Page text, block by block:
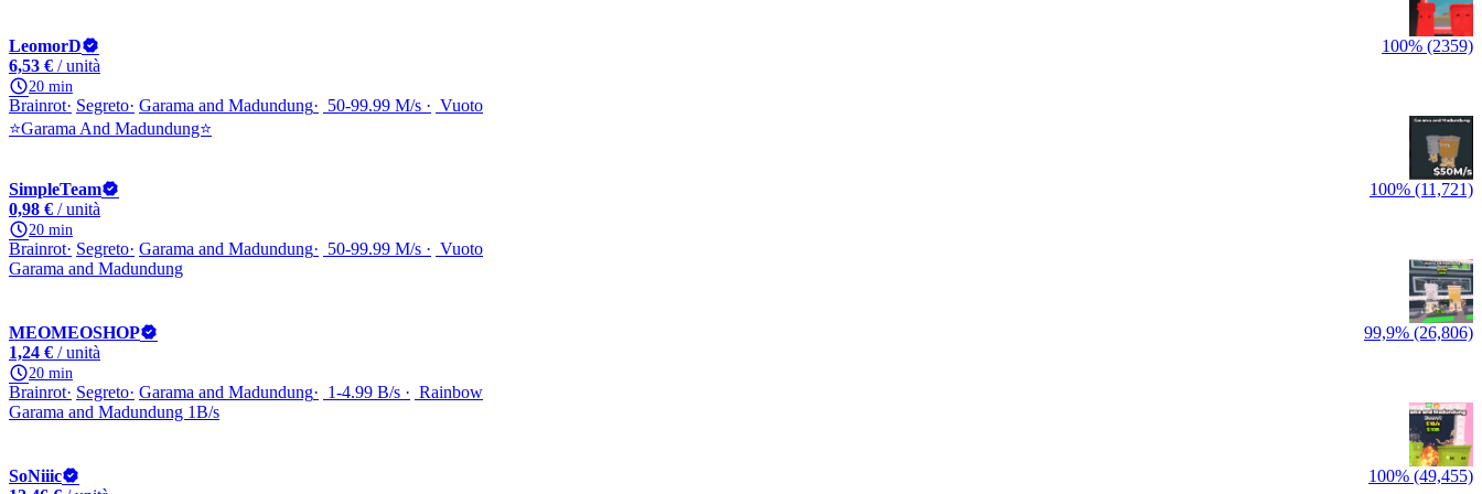
LeomorD
100% (2359)
6,53 € / unità
20 min
Brainrot Segreto Garama and Madundung 50-99.99 M/s
Vuoto
⭐Garama And Madundung⭐
SimpleTeam
100% (11,721)
0,98 € / unità
20 min
Brainrot Segreto Garama and Madundung 50-99.99 M/s
Vuoto
Garama and Madundung
MEOMEOSHOP
99,9% (26,806)
1,24 € / unità
20 min
Brainrot Segreto Garama and Madundung 1-4.99 B/s
Rainbow
Garama and Madundung 1B/s
SoNiiic
100% (49,455)